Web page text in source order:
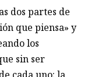
dos partes de
que piensa» y
los
sin ser